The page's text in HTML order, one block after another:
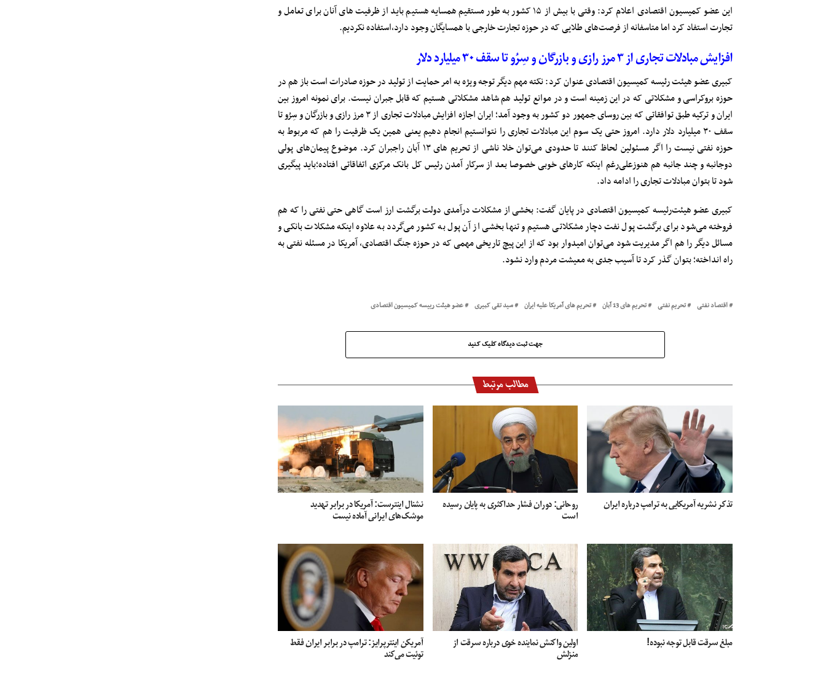
این عضو کمیسیون اقتصادی اعلام کرد: وقتی با بیش از ۱۵ کشور به طور مستقیم همسایه هستیم باید از ظرفیت های آنان برای تعامل و
تجارت استفاد کرد اما متاسفانه از فرصت‌های طلایی که در حوزه تجارت خارجی با همسایگان وجود دارد،استفاده نکردیم.
افزایش مبادلات تجاری از ۳ مرز رازی و بازرگان و سِرُو تا سقف ۳۰ میلیارد دلار
کبیری عضو هیئت ‌رئیسه کمیسیون اقتصادی عنوان کرد: نکته مهم دیگر توجه ویژه به امر حمایت از تولید در حوزه صادرات است باز هم در
حوزه بروکراسی و مشکلاتی که در این زمینه است و در موانع تولید هم شاهد مشکلاتی هستیم که قابل جبران نیست. برای نمونه امروز بین
ایران و ترکیه طبق توافقاتی که بین روسای جمهور دو کشور به وجود آمد؛ ایران اجازه افزایش مبادلات تجاری از ۳ مرز رازی و بازرگان و سِرُو تا
سقف ۳۰ میلیارد دلار دارد. امروز حتی یک سوم این مبادلات تجاری را نتوانستیم انجام دهیم یعنی همین یک ظرفیت را هم که مربوط به
حوزه نفتی نیست را اگر مسئولین لحاظ کنند تا حدودی می‌توان خلا ناشی از تحریم های ۱۳ آبان راجبران کرد. موضوع پیمان‌های پولی
دوجانبه و چند جانبه هم هنوزعلی‌رغم اینکه کارهای خوبی خصوصا بعد از سرکار آمدن رئیس کل بانک مرکزی اتفاقاتی افتاده؛باید پیگیری
شود تا بتوان مبادلات تجاری را ادامه داد.
کبیری عضو هیئت‌رئیسه کمیسیون اقتصادی در پایان گفت: بخشی از مشکلات درآمدی دولت برگشت ارز است گاهی حتی نفتی را که هم
فروخته می‌شود برای برگشت پول نفت دچار مشکلاتی هستیم و تنها بخشی از آن پول به کشور می‌گردد به علاوه اینکه مشکلات بانکی و
مسائل دیگر را هم اگر مدیریت شود می‌توان امیدوار بود که از این پیچ تاریخی مهمی که در حوزه جنگ اقتصادی، آمریکا در مسئله نفتی به
راه انداخته؛ بتوان گذر کرد تا آسیب جدی به معیشت مردم وارد نشود.
اقتصاد نفتی تحریم نفتی تحریم های 13 آبان تحریم های آمریکا علیه ایران سید تقی کبیری عضو هیئت رییسه کمیسیون اقتصادی
جهت ثبت دیدگاه کلیک کنید
مطالب مرتبط
تذکر نشریه آمریکایی به ترامپ درباره ایران
روحانی: دوران فشار حداکثری به پایان رسیده
است
نشنال اینترست: آمریکا در برابر تهدید
موشک‌های ایرانی آماده نیست
مبلغ سرقت قابل توجه نبوده!
اولین واکنش نماینده خوی درباره‌ سرقت از
منزلش
آمریکن اینترپرایز: ترامپ در برابر ایران فقط
توئیت می‌کند